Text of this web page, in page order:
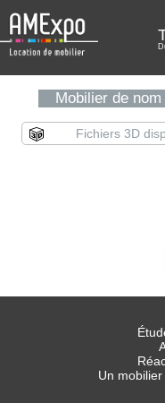
Mobilier de
Fichiers 3D
Un